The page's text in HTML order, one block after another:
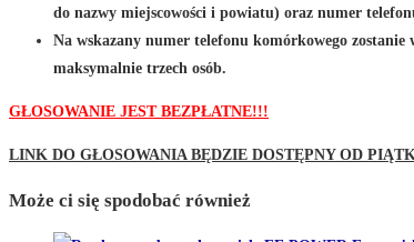
do nazwy miejscowości i powiatu) oraz numer
Na wskazany numer telefonu komórkowego zostanie
maksymalnie trzech osób.
GŁOSOWANIE JEST BEZPŁATNE!!!
LINK DO GŁOSOWANIA BĘDZIE DOSTĘPNY OD
Może ci się spodobać również